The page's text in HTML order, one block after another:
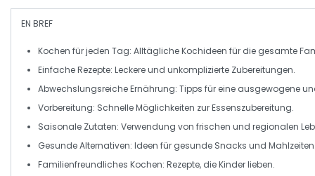
EN BREF
Kochen für jeden Tag: Alltägliche Kochideen für die gesamte
Einfache Rezepte: Leckere und unkomplizierte Zubereitungen.
Abwechslungsreiche Ernährung: Tipps für eine ausgewogene
Vorbereitung: Schnelle Möglichkeiten zur Essenszubereitung.
Saisonale Zutaten: Verwendung von frischen und regionalen
Gesunde Alternativen: Ideen für gesunde Snacks und
Familienfreundliches Kochen: Rezepte, die Kinder lieben.